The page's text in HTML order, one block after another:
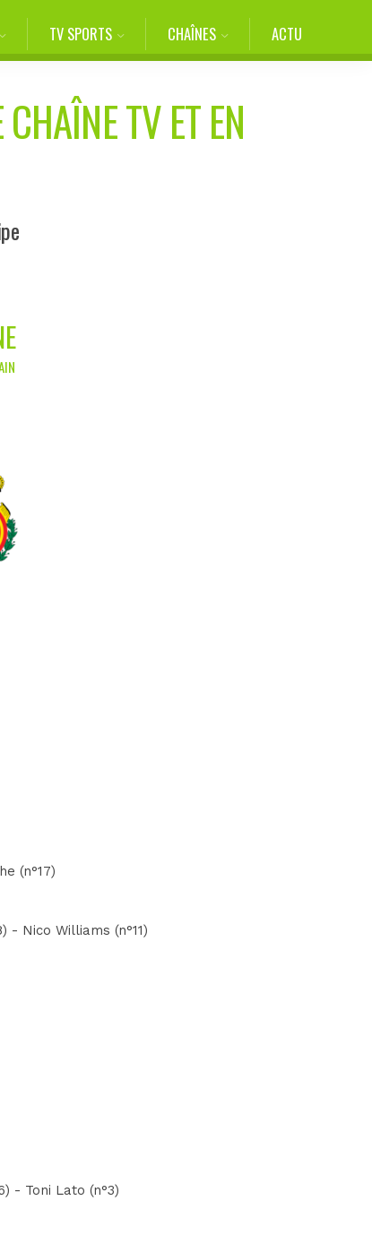
TV SPORTS CHAÎNES ACTU
TV ET EN
(n°17)
- Nico Williams (n°11)
- Toni Lato (n°3)